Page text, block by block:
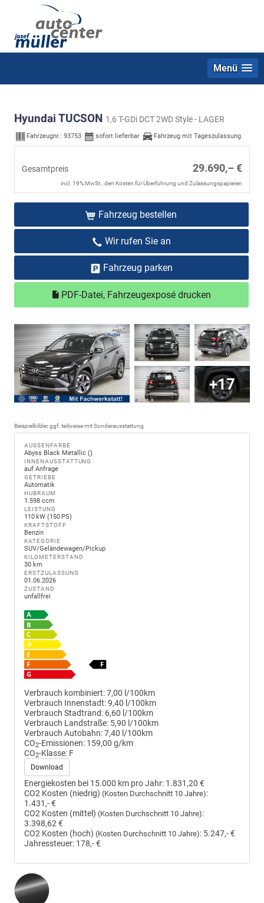
Menü
Hyundai TUCSON 1,6 T-GDi DCT 2WD Style - LAGER
Fahrzeugnr.: 93753 sofort lieferbar Fahrzeug mit Tageszulassung
Gesamtpreis 29.690,– €
incl. 19% MwSt., den Kosten für Überführung und Zulassungspapieren
Fahrzeug bestellen
Wir rufen Sie an
Fahrzeug parken
PDF-Datei, Fahrzeugexposé drucken
+17
Beispielbilder, ggf. teilweise mit Sonderausstattung
AUSSENFARBE
Abyss Black Metallic ()
INNENAUSSTATTUNG
auf Anfrage
GETRIEBE
Automatik
HUBRAUM
1.598 ccm
LEISTUNG
110 kW (150 PS)
KRAFTSTOFF
Benzin
KATEGORIE
SUV/Geländewagen/Pickup
KILOMETERSTAND
30 km
ERSTZULASSUNG
01.06.2026
ZUSTAND
unfallfrei
Verbrauch kombiniert:7,00 l/100km
Verbrauch Innenstadt:9,40 l/100km
Verbrauch Stadtrand: 6,60 l/100km
Verbrauch Landstraße: 5,90 l/100km
Verbrauch Autobahn:7,40 l/100km
CO2-Emissionen: 159,00 g/km
CO2-Klasse: F
Download
Energiekosten bei 15.000 km pro Jahr: 1.831,20 €
CO2 Kosten (niedrig) (Kosten Durchschnitt 10 Jahre):
1.431,- €
CO2 Kosten (mittel) (Kosten Durchschnitt 10 Jahre):
3.398,62 €
CO2 Kosten (hoch) (Kosten Durchschnitt 10 Jahre): 5.247,- €
Jahressteuer: 178,- €